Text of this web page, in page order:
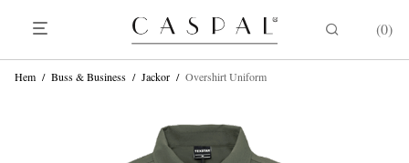
0
Hem / Buss & Business / Jackor / Overshirt Uniform